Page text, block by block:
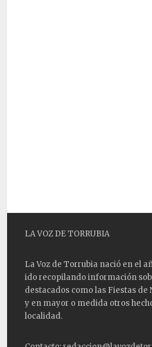
LA VOZ DE TORRUBIA
La Voz de Torrubia nació en el
ido recopilando información
destacados como las Fiestas de
y en mayor o medida otros
localidad.